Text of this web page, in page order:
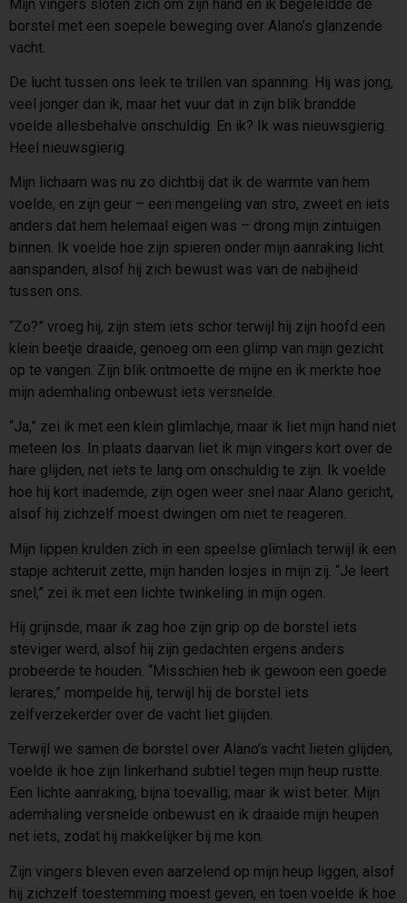
Mijn vingers sloten zich om zijn hand en ik begeleidde de
borstel met een soepele beweging over Alano’s glanzende
vacht.
De lucht tussen ons leek te trillen van spanning. Hij was jong,
veel jonger dan ik, maar het vuur dat in zijn blik brandde
voelde allesbehalve onschuldig. En ik? Ik was nieuwsgierig.
Heel nieuwsgierig.
Mijn lichaam was nu zo dichtbij dat ik de warmte van hem
voelde, en zijn geur – een mengeling van stro, zweet en iets
anders dat hem helemaal eigen was – drong mijn zintuigen
binnen. Ik voelde hoe zijn spieren onder mijn aanraking licht
aanspanden, alsof hij zich bewust was van de nabijheid
tussen ons.
“Zo?” vroeg hij, zijn stem iets schor terwijl hij zijn hoofd een
klein beetje draaide, genoeg om een glimp van mijn gezicht
op te vangen. Zijn blik ontmoette de mijne en ik merkte hoe
mijn ademhaling onbewust iets versnelde.
“Ja,” zei ik met een klein glimlachje, maar ik liet mijn hand niet
meteen los. In plaats daarvan liet ik mijn vingers kort over de
hare glijden, net iets te lang om onschuldig te zijn. Ik voelde
hoe hij kort inademde, zijn ogen weer snel naar Alano gericht,
alsof hij zichzelf moest dwingen om niet te reageren.
Mijn lippen krulden zich in een speelse glimlach terwijl ik een
stapje achteruit zette, mijn handen losjes in mijn zij. “Je leert
snel,” zei ik met een lichte twinkeling in mijn ogen.
Hij grijnsde, maar ik zag hoe zijn grip op de borstel iets
steviger werd, alsof hij zijn gedachten ergens anders
probeerde te houden. “Misschien heb ik gewoon een goede
lerares,” mompelde hij, terwijl hij de borstel iets
zelfverzekerder over de vacht liet glijden.
Terwijl we samen de borstel over Alano’s vacht lieten glijden,
voelde ik hoe zijn linkerhand subtiel tegen mijn heup rustte.
Een lichte aanraking, bijna toevallig, maar ik wist beter. Mijn
ademhaling versnelde onbewust en ik draaide mijn heupen
net iets, zodat hij makkelijker bij me kon.
Zijn vingers bleven even aarzelend op mijn heup liggen, alsof
hij zichzelf toestemming moest geven, en toen voelde ik hoe